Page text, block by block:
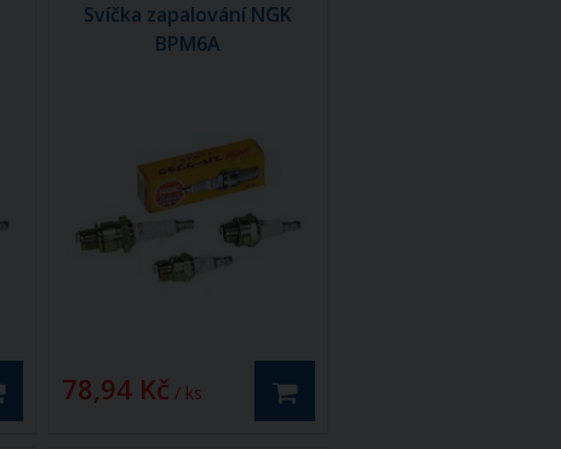
Svíčka zapalování NGK
BPM6A
78,94 Kč / ks